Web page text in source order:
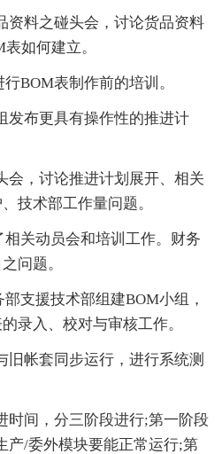
料之碰头会，讨论货品资料
如何建立。
表制作前的培训。
布更具有操作性的推进计
，讨论推进计划展开、相关
技术部工作量问题。
动员会和培训工作。财务
问题。
援技术部组建BOM小组，
录入、校对与审核工作。
帐套同步运行，进行系统测
间，分三阶段进行;第一阶段
产/委外模块要能正常运行;第